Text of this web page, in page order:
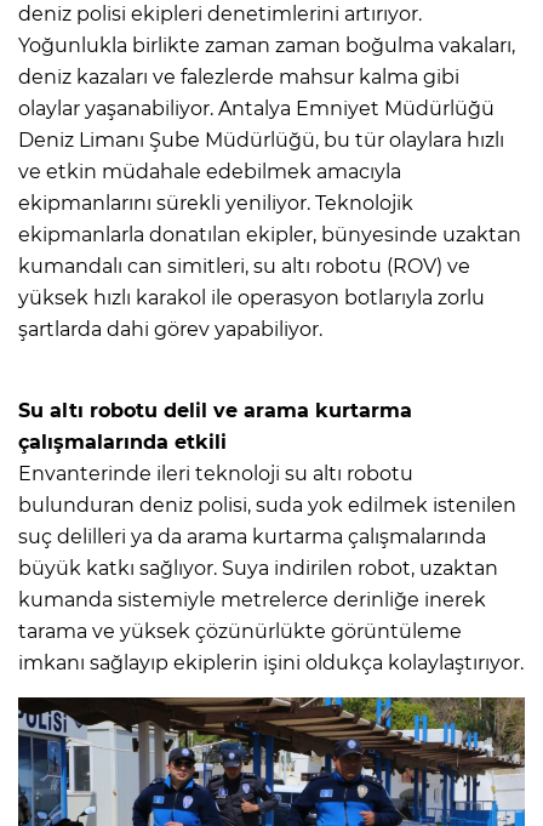
deniz polisi ekipleri denetimlerini artırıyor.
Yoğunlukla birlikte zaman zaman boğulma vakaları,
deniz kazaları ve falezlerde mahsur kalma gibi
olaylar yaşanabiliyor. Antalya Emniyet Müdürlüğü
Deniz Limanı Şube Müdürlüğü, bu tür olaylara hızlı
ve etkin müdahale edebilmek amacıyla
ekipmanlarını sürekli yeniliyor. Teknolojik
ekipmanlarla donatılan ekipler, bünyesinde uzaktan
kumandalı can simitleri, su altı robotu (ROV) ve
yüksek hızlı karakol ile operasyon botlarıyla zorlu
şartlarda dahi görev yapabiliyor.
Su altı robotu delil ve arama kurtarma
çalışmalarında etkili
Envanterinde ileri teknoloji su altı robotu
bulunduran deniz polisi, suda yok edilmek istenilen
suç delilleri ya da arama kurtarma çalışmalarında
büyük katkı sağlıyor. Suya indirilen robot, uzaktan
kumanda sistemiyle metrelerce derinliğe inerek
tarama ve yüksek çözünürlükte görüntüleme
imkanı sağlayıp ekiplerin işini oldukça kolaylaştırıyor.